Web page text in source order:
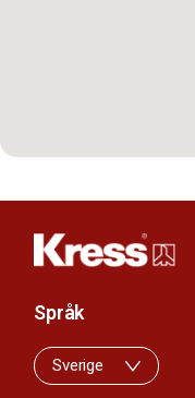
Språk
Sverige